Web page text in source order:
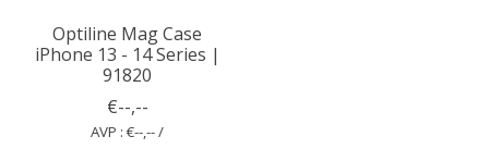
Optiline Mag Case
iPhone 13 - 14 Series |
91820
€--,--
AVP : €--,-- /